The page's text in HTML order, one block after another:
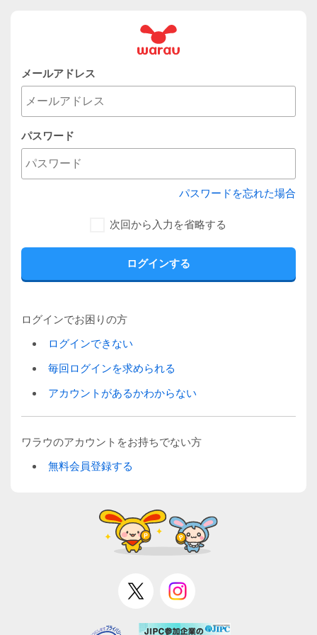
メールアドレス
パスワード
パスワードを忘れた場合
次回から入力を省略する
ログインでお困りの方
ログインできない
毎回ログインを求められる
アカウントがあるかわからない
ワラウのアカウントをお持ちでない方
無料会員登録する